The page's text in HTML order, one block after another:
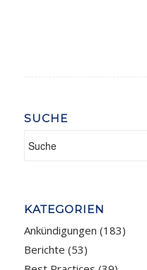
SUCHE
KATEGORIEN
Ankündigungen (183)
Berichte (53)